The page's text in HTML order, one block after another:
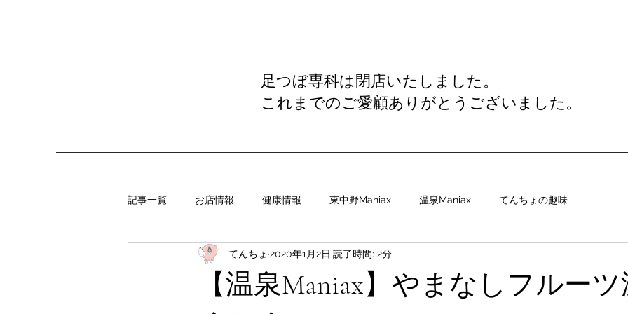
足つぼ専科は閉店いたしました。
これまでのご愛顧ありがとうございました。
記事一覧 お店情報 健康情報 東中野Maniax 温泉Maniax てんちょの趣味
【温泉Maniax】やまなしフルー
てんちょ 2020年1月2日 読了時間: 2分